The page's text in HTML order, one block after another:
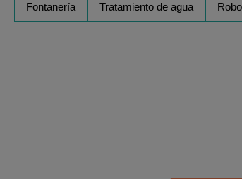
Fontanería Tratamiento de agua